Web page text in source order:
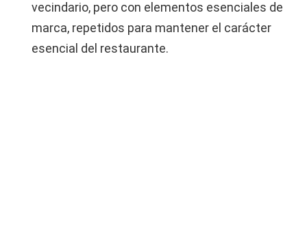
vecindario, pero con elementos esenciales de
marca, repetidos para mantener el carácter
esencial del restaurante.